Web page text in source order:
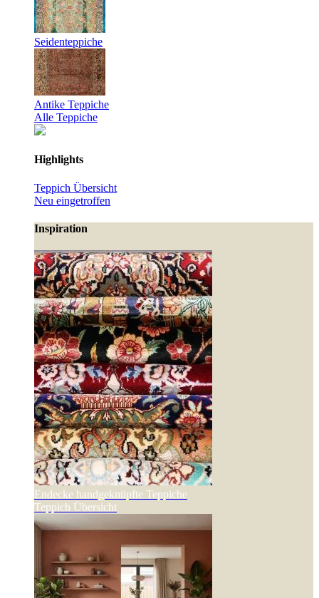
Seidenteppiche
Antike Teppiche
Alle Teppiche
Highlights
Teppich Übersicht
Neu eingetroffen
Inspiration
Endecke handgeknüpfte Teppiche
Teppich Übersicht